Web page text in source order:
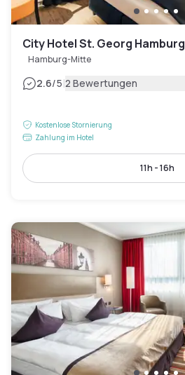
City Hotel St. Georg Hamburg
Hamburg-Mitte
2.6/5|2 Bewertungen
Kostenlose Stornierung
Zahlung im Hotel
11h - 16h